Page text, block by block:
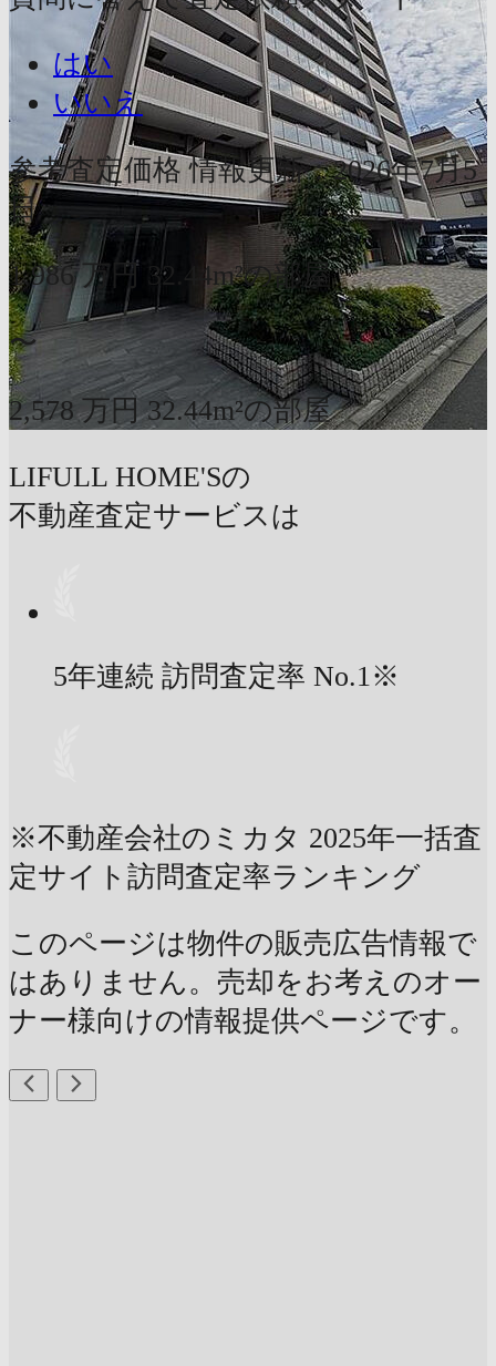
はい
いいえ
参考査定価格 情報更新：2026年7月5
日
1,986 万円 32.44m²の部屋
〜
2,578 万円 32.44m²の部屋
LIFULL HOME'Sの
不動産査定サービスは
5年連続 訪問査定率 No.1※
※不動産会社のミカタ 2025年一括査
定サイト訪問査定率ランキング
このページは物件の販売広告情報で
はありません。売却をお考えのオー
ナー様向けの情報提供ページです。